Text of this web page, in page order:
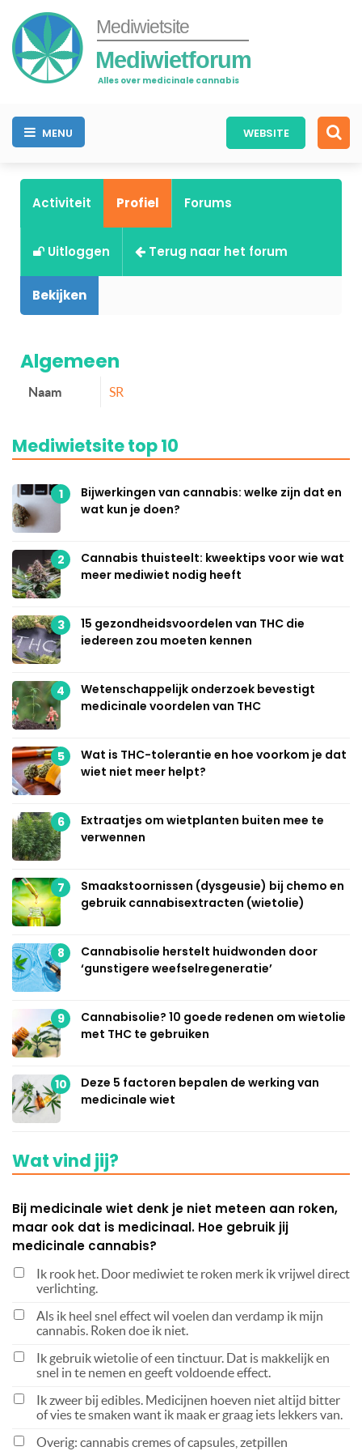
Mediwietsite
Mediwietforum
Alles over medicinale cannabis
MENU WEBSITE
Activiteit Profiel Forums
Uitloggen Terug naar het forum
Bekijken
Algemeen
Naam SR
Mediwietsite top 10
1
Bijwerkingen van cannabis: welke zijn dat en
wat kun je doen?
2
Cannabis thuisteelt: kweektips voor wie wat
meer mediwiet nodig heeft
3
15 gezondheidsvoordelen van THC die
iedereen zou moeten kennen
4
Wetenschappelijk onderzoek bevestigt
medicinale voordelen van THC
5
Wat is THC-tolerantie en hoe voorkom je dat
wiet niet meer helpt?
6
Extraatjes om wietplanten buiten mee te
verwennen
7
Smaakstoornissen (dysgeusie) bij chemo en
gebruik cannabisextracten (wietolie)
8
Cannabisolie herstelt huidwonden door
‘gunstigere weefselregeneratie’
9
Cannabisolie? 10 goede redenen om wietolie
met THC te gebruiken
10
Deze 5 factoren bepalen de werking van
medicinale wiet
Wat vind jij?
Bij medicinale wiet denk je niet meteen aan roken,
maar ook dat is medicinaal. Hoe gebruik jij
medicinale cannabis?
Ik rook het. Door mediwiet te roken merk ik vrijwel direct
verlichting.
Als ik heel snel effect wil voelen dan verdamp ik mijn
cannabis. Roken doe ik niet.
Ik gebruik wietolie of een tinctuur. Dat is makkelijk en
snel in te nemen en geeft voldoende effect.
Ik zweer bij edibles. Medicijnen hoeven niet altijd bitter
of vies te smaken want ik maak er graag iets lekkers van.
Overig: cannabis cremes of capsules, zetpillen